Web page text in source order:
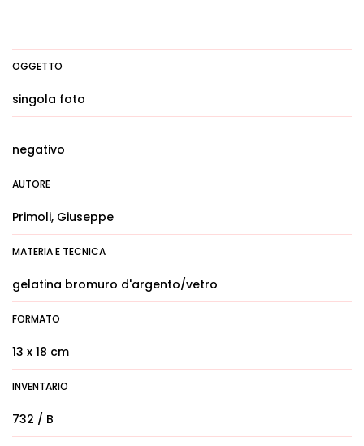
OGGETTO
singola foto
negativo
AUTORE
Primoli, Giuseppe
MATERIA E TECNICA
gelatina bromuro d'argento/vetro
FORMATO
13 x 18 cm
INVENTARIO
732 / B